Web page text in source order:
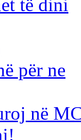
të dini
për ne
në